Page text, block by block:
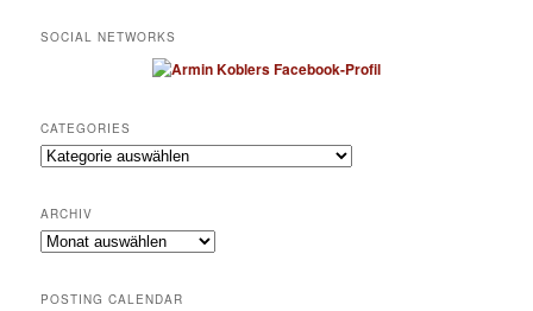
SOCIAL NETWORKS
CATEGORIES
Categories
ARCHIV
Archiv
POSTING CALENDAR